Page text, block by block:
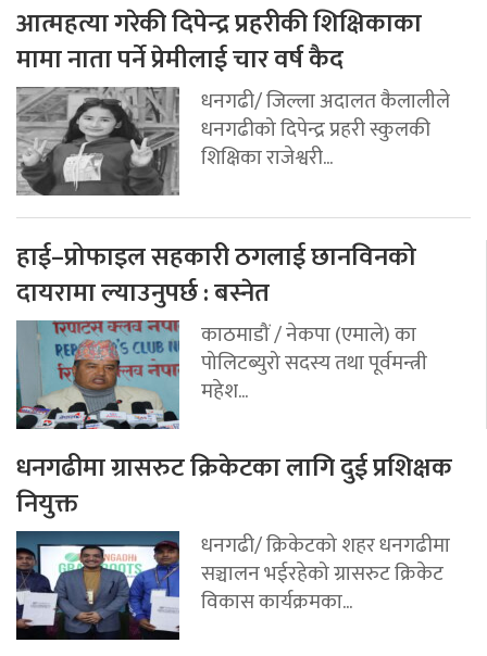
आत्महत्या गरेकी दिपेन्द्र प्रहरीकी शिक्षिकाका
मामा नाता पर्ने प्रेमीलाई चार वर्ष कैद
धनगढी/ जिल्ला अदालत कैलालीले
धनगढीको दिपेन्द्र प्रहरी स्कुलकी
शिक्षिका राजेश्वरी...
हाई–प्रोफाइल सहकारी ठगलाई छानविनको
दायरामा ल्याउनुपर्छ : बस्नेत
काठमाडौं / नेकपा (एमाले) का
पोलिटब्युरो सदस्य तथा पूर्वमन्त्री
महेश...
धनगढीमा ग्रासरुट क्रिकेटका लागि दुई प्रशिक्षक
नियुक्त
धनगढी/ क्रिकेटको शहर धनगढीमा
सञ्चालन भईरहेको ग्रासरुट क्रिकेट
विकास कार्यक्रमका...